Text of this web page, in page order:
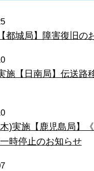
都城局】障害復旧の
施【日南局】伝送路
)実施【鹿児島局】
時停止のお知らせ